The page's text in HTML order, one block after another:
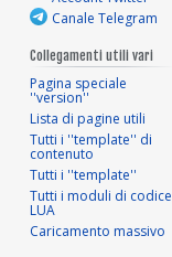
Canale Telegram
Collegamenti utili vari
Pagina speciale
''version''
Lista di pagine utili
Tutti i ''template'' di
contenuto
Tutti i ''template''
Tutti i moduli di codice
LUA
Caricamento massivo